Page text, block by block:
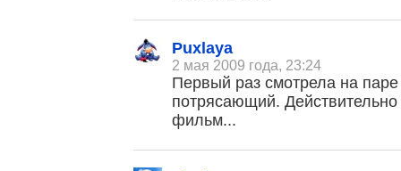
Puxlaya
2 мая 2009 года, 23:24
Первый раз смотрела на
потрясающий.
фильм...